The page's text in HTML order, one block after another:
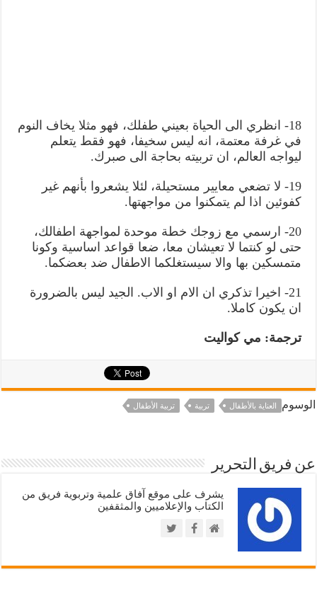
18- انظري الى الحياة بعيني طفلك، فهو مثلا يخاف النوم
في غرفة معتمة، انه ليس سخيفا، فهو فقط يتعلم
ليواجه العالم، ان تربيته بحاجة الى صبرك.
19- لا تضعي معايير مستحيلة، لئلا يشعروا بأنهم غير
كفوئين اذا لم يتمكنوا من مواجهتها.
20- ارسمي مع زوجك خطة موحدة لمواجهة اطفالك،
حتى لو كنتما لا تعيشان معا، ضعا قواعد اساسية وكونا
متمسكين بها والا سيستغلكما الاطفال ضد بعضكما.
21- اخيرا تذكري ان الام او الاب. الجيد ليس بالضرورة
ان يكون كاملا.
ترجمة: مي كواليت
الوسوم العناية بالأطفال تربية تربية الأطفال
عن فريق التحرير
يشرف على موقع آفاق علمية وتربوية فريق من
الكتاب والإعلاميين والمثقفين